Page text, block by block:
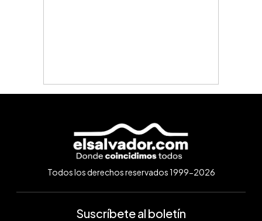
Todos los derechos reservados 1999-2026
Suscríbete al boletín